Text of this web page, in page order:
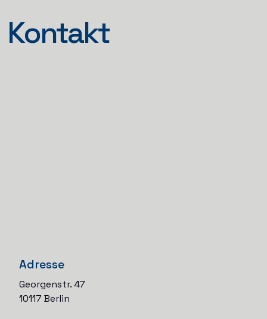
Kontakt
Adresse
Georgenstr. 47
10117 Berlin